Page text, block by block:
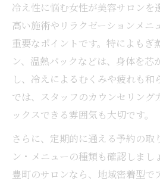
冷え性に悩む女性が美容サロンを
高い施術やリラクゼーションメニ
重要なポイントです。特によもぎ
ン、温熱パックなどは、身体を芯
し、冷えによるむくみや疲れも和
では、スタッフのカウンセリング
ックスできる雰囲気も大切です。
さらに、定期的に通える予約の取
ン・メニューの種類も確認しまし
豊町のサロンなら、地域密着型で